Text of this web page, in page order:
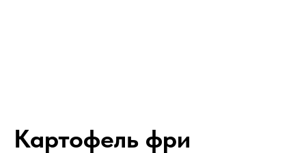
Картофель фри